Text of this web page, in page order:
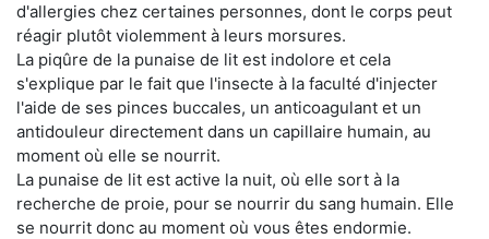
d'allergies chez certaines personnes, dont le corps peut
réagir plutôt violemment à leurs morsures.
La piqûre de la punaise de lit est indolore et cela
s'explique par le fait que l'insecte à la faculté d'injecter
l'aide de ses pinces buccales, un anticoagulant et un
antidouleur directement dans un capillaire humain, au
moment où elle se nourrit.
La punaise de lit est active la nuit, où elle sort à la
recherche de proie, pour se nourrir du sang humain. Elle
se nourrit donc au moment où vous êtes endormie.